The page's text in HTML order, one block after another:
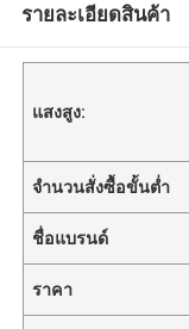
รายละเอียดสินค้า
แสงสูง:
จำนวนสั่งซื้อขั้นต่ำ
ชื่อแบรนด์
ราคา